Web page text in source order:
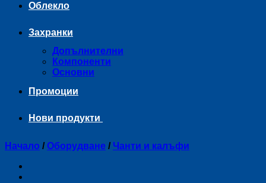
Облекло
Захранки
Допълнителни
Компоненти
Основни
Промоции
Нови продукти
Начало / Оборудване / Чанти и калъфи